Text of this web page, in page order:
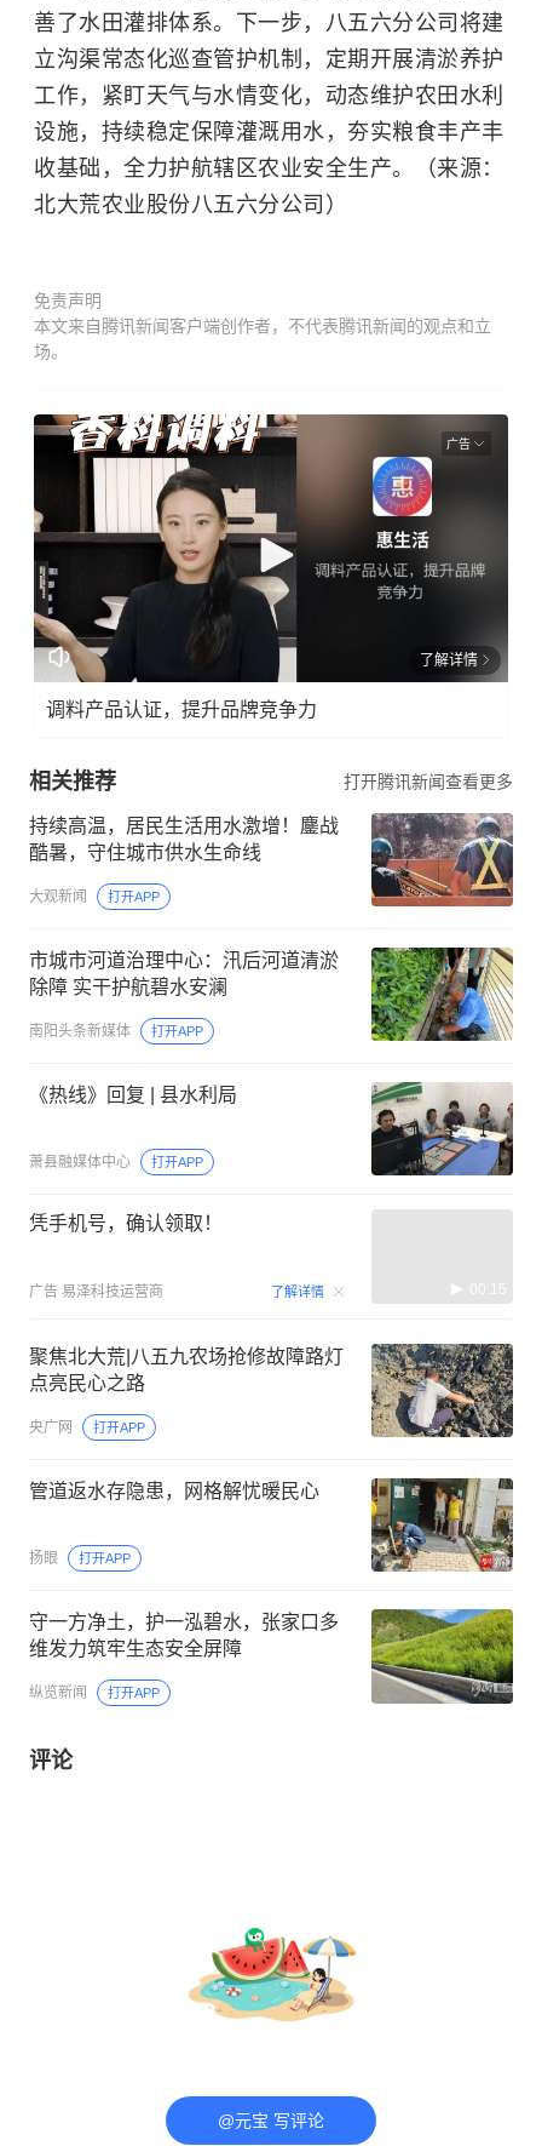
善了水田灌排体系。下一步，八五六分公司将建
立沟渠常态化巡查管护机制，定期开展清淤养护
工作，紧盯天气与水情变化，动态维护农田水利
设施，持续稳定保障灌溉用水，夯实粮食丰产丰
收基础，全力护航辖区农业安全生产。（来源：
北大荒农业股份八五六分公司）
免责声明
本文来自腾讯新闻客户端创作者，不代表腾讯新闻的观点和立
场。
广告
了解详情
调料产品认证，提升品牌竞争力
相关推荐 打开腾讯新闻查看更多
持续高温，居民生活用水激增！鏖战
酷暑，守住城市供水生命线
大观新闻 打开APP
市城市河道治理中心：汛后河道清淤
除障 实干护航碧水安澜
南阳头条新媒体 打开APP
《热线》回复 | 县水利局
萧县融媒体中心 打开APP
凭手机号，确认领取！
广告 易泽科技运营商 了解详情 00:15
聚焦北大荒|八五九农场抢修故障路灯
点亮民心之路
央广网 打开APP
管道返水存隐患，网格解忧暖民心
扬眼 打开APP
守一方净土，护一泓碧水，张家口多
维发力筑牢生态安全屏障
纵览新闻 打开APP
评论
@元宝 写评论